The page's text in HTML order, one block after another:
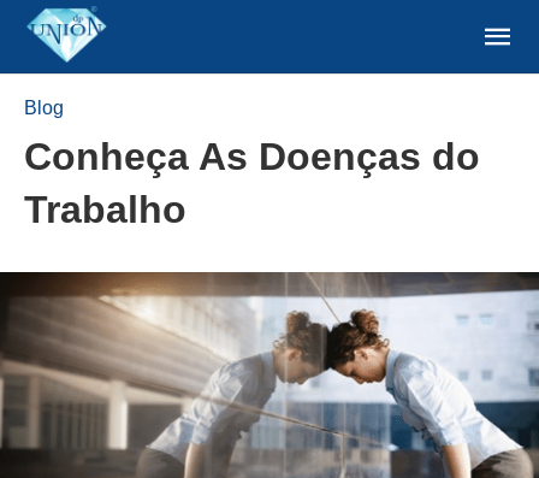
Blog
Conheça As Doenças do
Trabalho